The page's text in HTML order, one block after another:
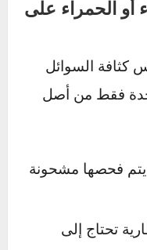
راحة البال التي
السيارة
السيارة؟
السيارات
العمر بعوامل مثل
القيادة،